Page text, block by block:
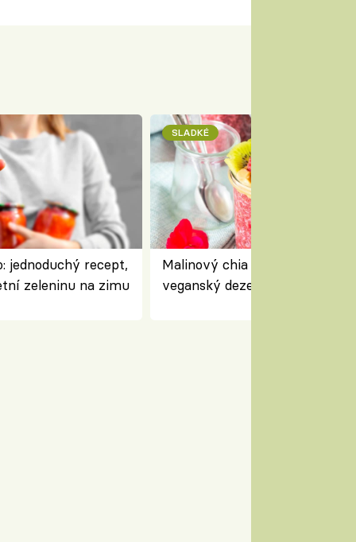
jednoduchý recept,
zeleninu na zimu
SLADKÉ
Malinový chia pudink s
veganský dezert plný ovoce a